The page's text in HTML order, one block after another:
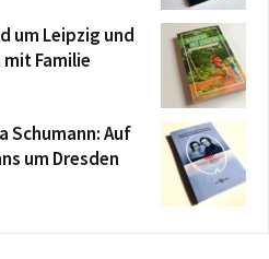
um Leipzig und
mit Familie
Schumann: Auf
um Dresden